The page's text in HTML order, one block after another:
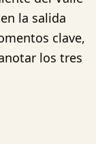
la salida
clave,
los tres